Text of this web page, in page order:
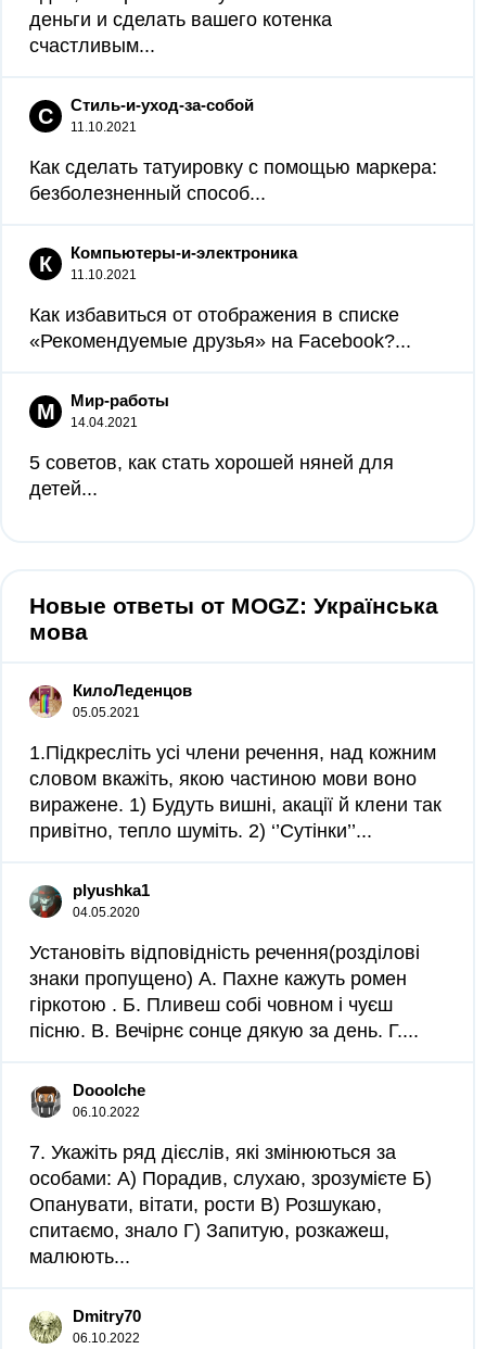
деньги и сделать вашего котенка
счастливым...
С Стиль-и-уход-за-собой
11.10.2021
Как сделать татуировку с помощью маркера:
безболезненный способ...
К Компьютеры-и-электроника
11.10.2021
Как избавиться от отображения в списке
«Рекомендуемые друзья» на Facebook?...
М Мир-работы
14.04.2021
5 советов, как стать хорошей няней для
детей...
Новые ответы от MOGZ: Українська
мова
КилоЛеденцов
05.05.2021
1.Підкресліть усі члени речення, над кожним
словом вкажіть, якою частиною мови воно
виражене. 1) Будуть вишні, акації й клени так
привітно, тепло шуміть. 2) ‘’Сутінки’’...
plyushka1
04.05.2020
Установіть відповідність речення(розділові
знаки пропущено) А. Пахне кажуть ромен
гіркотою . Б. Пливеш собі човном і чуєш
пісню. В. Вечірнє сонце дякую за день. Г....
Dooolche
06.10.2022
7. Укажіть ряд дієслів, які змінюються за
особами: А) Порадив, слухаю, зрозумієте Б)
Опанувати, вітати, рости В) Розшукаю,
спитаємо, знало Г) Запитую, розкажеш,
малюють...
Dmitry70
06.10.2022